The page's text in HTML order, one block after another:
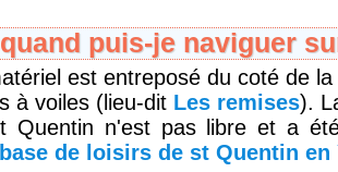
puis-je naviguer
est entreposé du coté de
à voiles (lieu-dit Les remises).
Quentin n'est pas libre et a
base de loisirs de st Quentin en